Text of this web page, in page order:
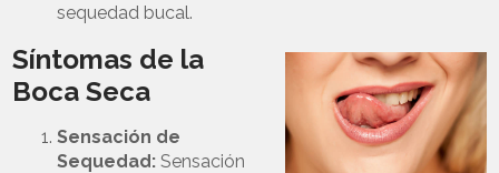
sequedad bucal.
Síntomas de la
Boca Seca
Sensación de
Sequedad: Sensación